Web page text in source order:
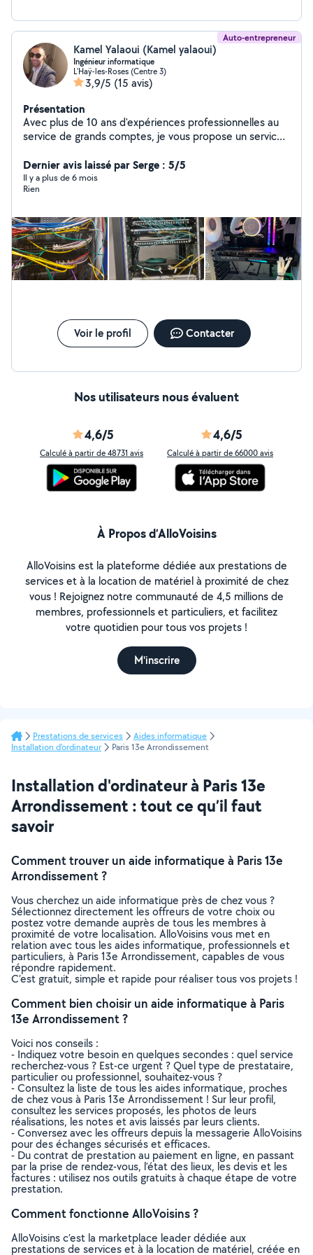
informatique.
Auto-entrepreneur
Kamel Yalaoui (Kamel yalaoui)
Ingénieur informatique
L'Haÿ-les-Roses (Centre 3)
3,9/5 (15 avis)
Présentation
Avec plus de 10 ans d'expériences professionnelles au
service de grands comptes, je vous propose un service
support, installation et administration de réseau et
systèmes, maintenance et configuration de tout type
de matériel informatique
Dernier avis laissé par Serge : 5/5
Il y a plus de 6 mois
Rien
Voir le profil Contacter
Nos utilisateurs nous évaluent
4,6/5
Calculé à partir de 48731 avis
4,6/5
Calculé à partir de 66000 avis
À Propos d’AlloVoisins
AlloVoisins est la plateforme dédiée aux prestations de
services et à la location de matériel à proximité de chez
vous ! Rejoignez notre communauté de 4,5 millions de
membres, professionnels et particuliers, et facilitez
votre quotidien pour tous vos projets !
M'inscrire
Prestations de services
Aides informatique
Installation d'ordinateur
Paris 13e Arrondissement
Installation d'ordinateur à Paris 13e
Arrondissement : tout ce qu’il faut
savoir
Comment trouver un aide informatique à Paris 13e
Arrondissement ?
Vous cherchez un aide informatique près de chez vous ?
Sélectionnez directement les offreurs de votre choix ou
postez votre demande auprès de tous les membres à
proximité de votre localisation. AlloVoisins vous met en
relation avec tous les aides informatique, professionnels et
particuliers, à Paris 13e Arrondissement, capables de vous
répondre rapidement.
C’est gratuit, simple et rapide pour réaliser tous vos projets !
Comment bien choisir un aide informatique à Paris
13e Arrondissement ?
Voici nos conseils :
- Indiquez votre besoin en quelques secondes : quel service
recherchez-vous ? Est-ce urgent ? Quel type de prestataire,
particulier ou professionnel, souhaitez-vous ?
- Consultez la liste de tous les aides informatique, proches
de chez vous à Paris 13e Arrondissement ! Sur leur profil,
consultez les services proposés, les photos de leurs
réalisations, les notes et avis laissés par leurs clients.
- Conversez avec les offreurs depuis la messagerie AlloVoisins
pour des échanges sécurisés et efficaces.
- Du contrat de prestation au paiement en ligne, en passant
par la prise de rendez-vous, l’état des lieux, les devis et les
factures : utilisez nos outils gratuits à chaque étape de votre
prestation.
Comment fonctionne AlloVoisins ?
AlloVoisins c’est la marketplace leader dédiée aux
prestations de services et à la location de matériel, créée en